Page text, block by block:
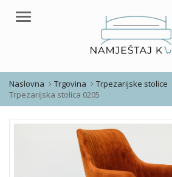
Meni
Naslovna Trgovina
Trpezarijske stolice
Trpezarijska stolica 0205